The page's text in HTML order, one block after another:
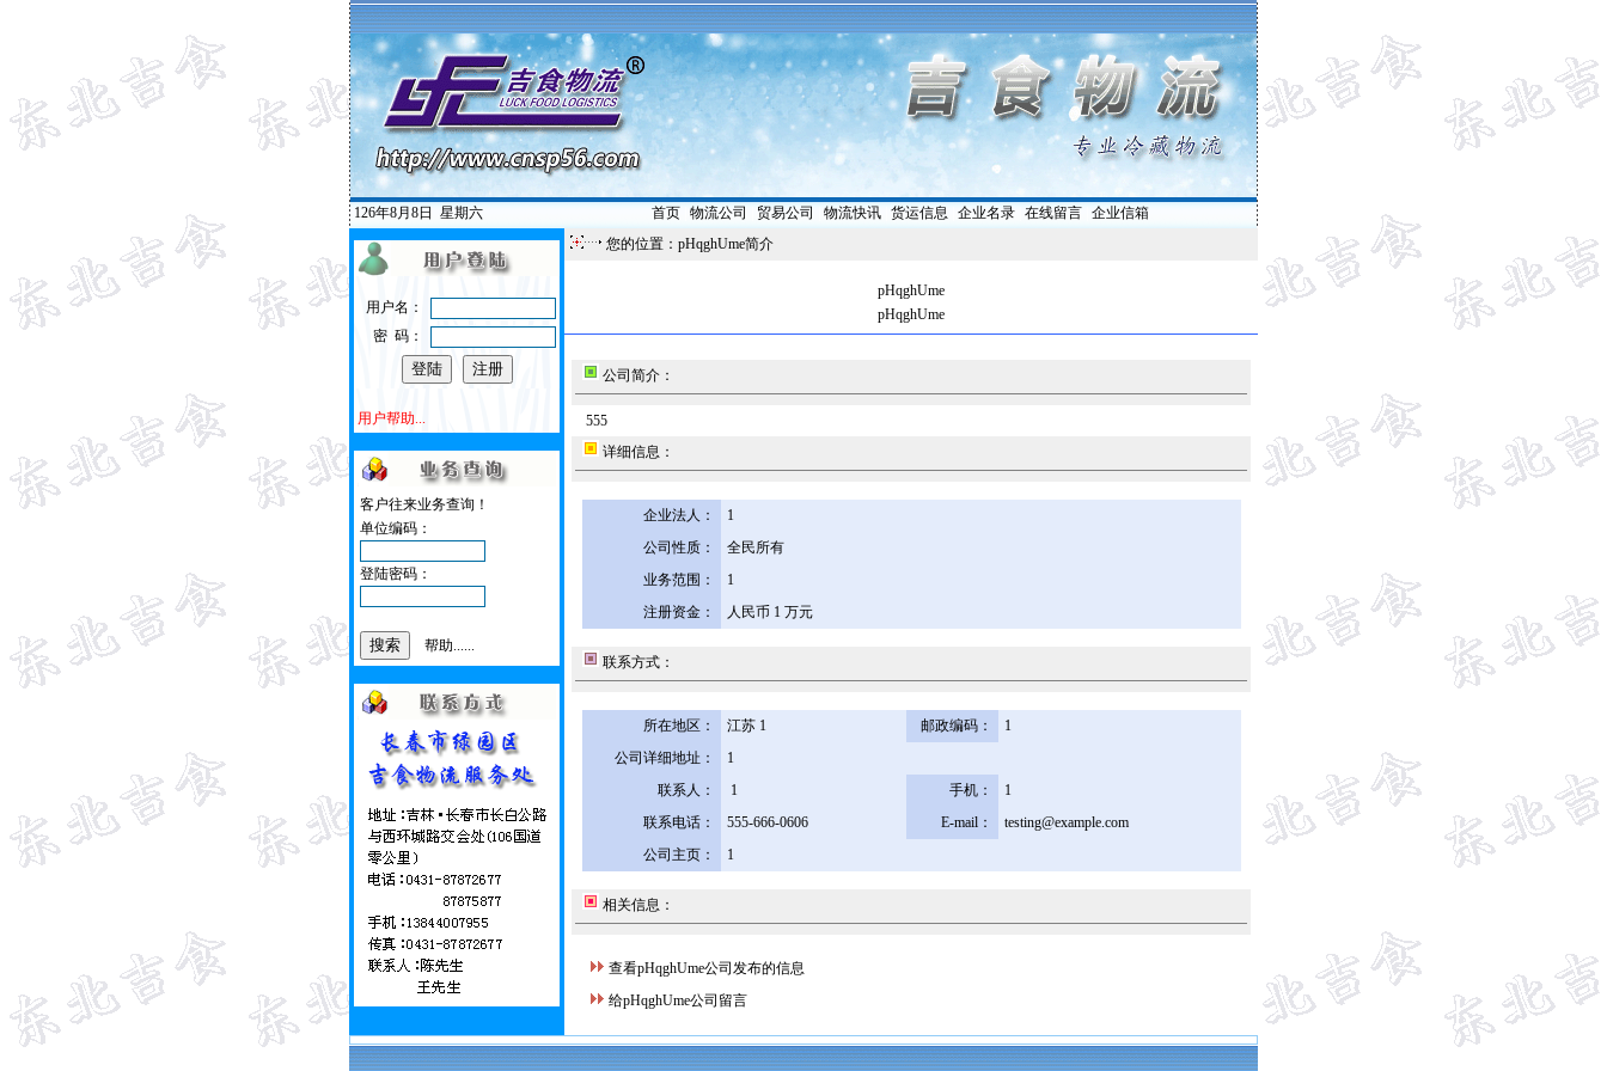
126年8月8日 星期六 首页| 物流公司 贸易公司 物流快讯| 货运信息 企业名录| 在线留言| 企业信箱
用户名：
密 码：
用户帮助...
客户往来业务查询！
单位编码：
登陆密码：
帮助......
您的位置：pHqghUme简介
pHqghUme
pHqghUme
公司简介：
555
详细信息：
企业法人：
1
公司性质：
全民所有
业务范围：
1
注册资金：
人民币 1 万元
联系方式：
所在地区： 江苏 1 邮政编码：
1
公司详细地址：
1
联系人：
1 手机：
1
联系电话：
555-666-0606 E-mail：
testing@example.com
公司主页：
1
相关信息：
查看pHqghUme公司发布的信息
给pHqghUme公司留言